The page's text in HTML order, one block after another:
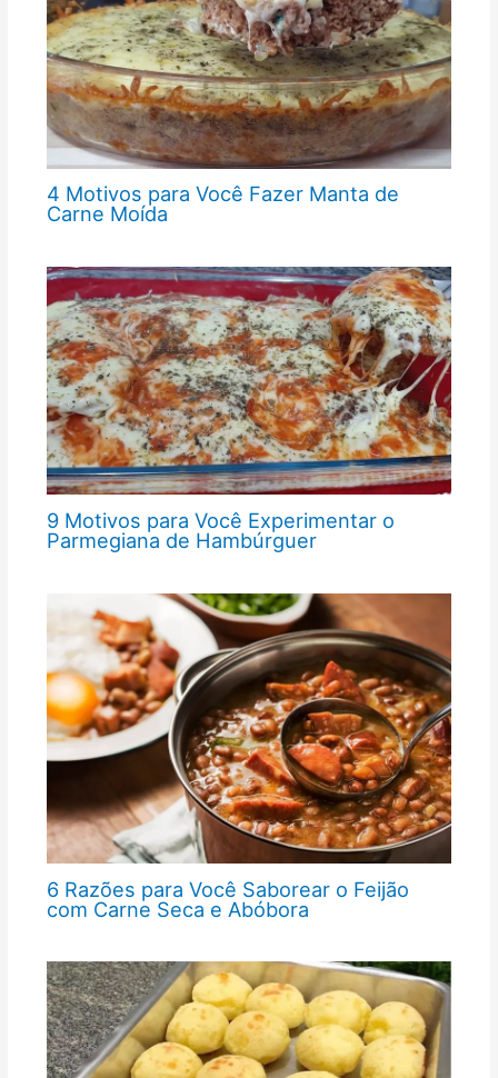
4 Motivos para Você Fazer Manta de
Carne Moída
9 Motivos para Você Experimentar o
Parmegiana de Hambúrguer
6 Razões para Você Saborear o Feijão
com Carne Seca e Abóbora